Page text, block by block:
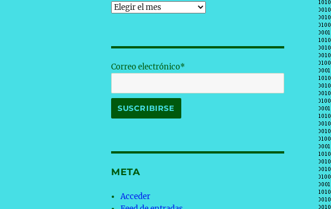
Archivos
Correo electrónico*
META
Acceder